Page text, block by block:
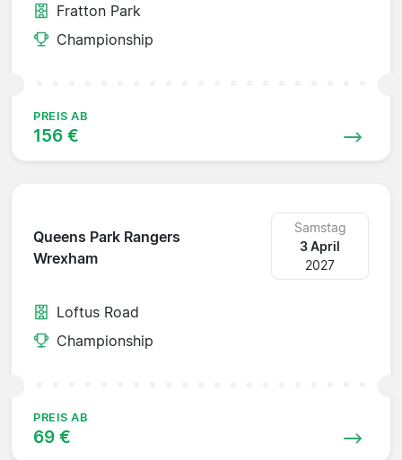
Fratton Park
Championship
PREIS AB
156 €
Queens Park Rangers
Wrexham
Samstag
3 April
2027
Loftus Road
Championship
PREIS AB
69 €